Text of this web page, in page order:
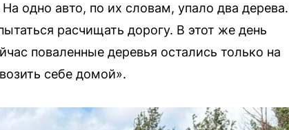
одно авто, по их словам, упало два дерева.
расчищать дорогу. В этот же день
поваленные деревья остались только на
себе домой».